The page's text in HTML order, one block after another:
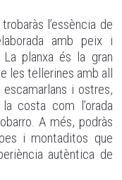
l’essència de
amb peix i
planxa és la gran
les tellerines amb all
i ostres,
costa com l’orada
A més, podràs
i montaditos que
autèntica de